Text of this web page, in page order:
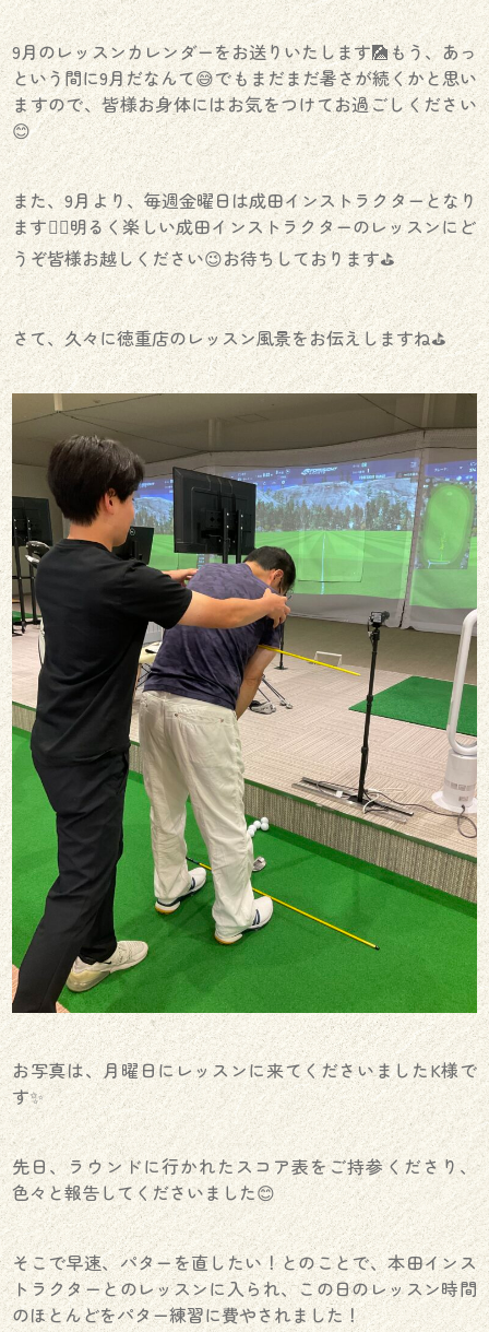
9月のレッスンカレンダーをお送りいたします🎑もう、あっ
という間に9月だなんて😅でもまだまだ暑さが続くかと思い
ますので、皆様お身体にはお気をつけてお過ごしください
😊
また、9月より、毎週金曜日は成田インストラクターとなり
ます🏌️‍♂️明るく楽しい成田インストラクターのレッスンにど
うぞ皆様お越しください😉お待ちしております⛳️
さて、久々に徳重店のレッスン風景をお伝えしますね⛳️
お写真は、月曜日にレッスンに来てくださいましたK様で
す✨
先日、ラウンドに行かれたスコア表をご持参くださり、
色々と報告してくださいました😊
そこで早速、パターを直したい！とのことで、本田インス
トラクターとのレッスンに入られ、この日のレッスン時間
のほとんどをパター練習に費やされました！